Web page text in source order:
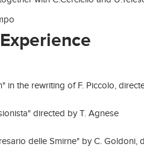
in the rewriting of F. Piccolo,
directed by T. Agnese
delle Smirne" by C. Goldoni,